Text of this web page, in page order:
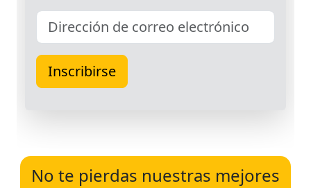
No te pierdas nuestras mejores